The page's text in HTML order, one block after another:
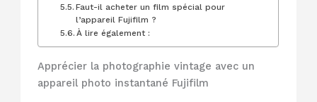
Faut-il acheter un film spécial pour
l’appareil Fujifilm ?
À lire également :
Apprécier la photographie vintage avec un
appareil photo instantané Fujifilm